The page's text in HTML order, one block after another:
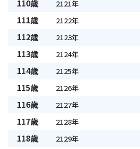
110歳 2121年
111歳 2122年
112歳 2123年
113歳 2124年
114歳 2125年
115歳 2126年
116歳 2127年
117歳 2128年
118歳 2129年